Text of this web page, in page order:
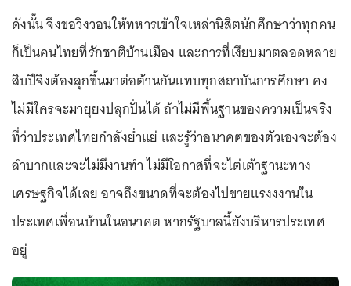
ดังนั้น จึงขอวิงวอนให้ทหารเข้าใจเหล่านิสิตนักศึกษาว่าทุกคน
ก็เป็นคนไทยที่รักชาติบ้านเมือง และการที่เงียบมาตลอดหลาย
สิบปีจึงต้องลุกขึ้นมาต่อต้านกันแทบทุกสถาบันการศึกษา คง
ไม่มีใครจะมายุยงปลุกปั่นได้ ถ้าไม่มีพื้นฐานของความเป็นจริง
ที่ว่าประเทศไทยกำลังย่ำแย่ และรู้ว่าอนาคตของตัวเองจะต้อง
ลำบากและจะไม่มีงานทำ ไม่มีโอกาสที่จะไต่เต้าฐานะทาง
เศรษฐกิจได้เลย อาจถึงขนาดที่จะต้องไปขายแรงงงานใน
ประเทศเพื่อนบ้านในอนาคต หากรัฐบาลนี้ยังบริหารประเทศ
อยู่